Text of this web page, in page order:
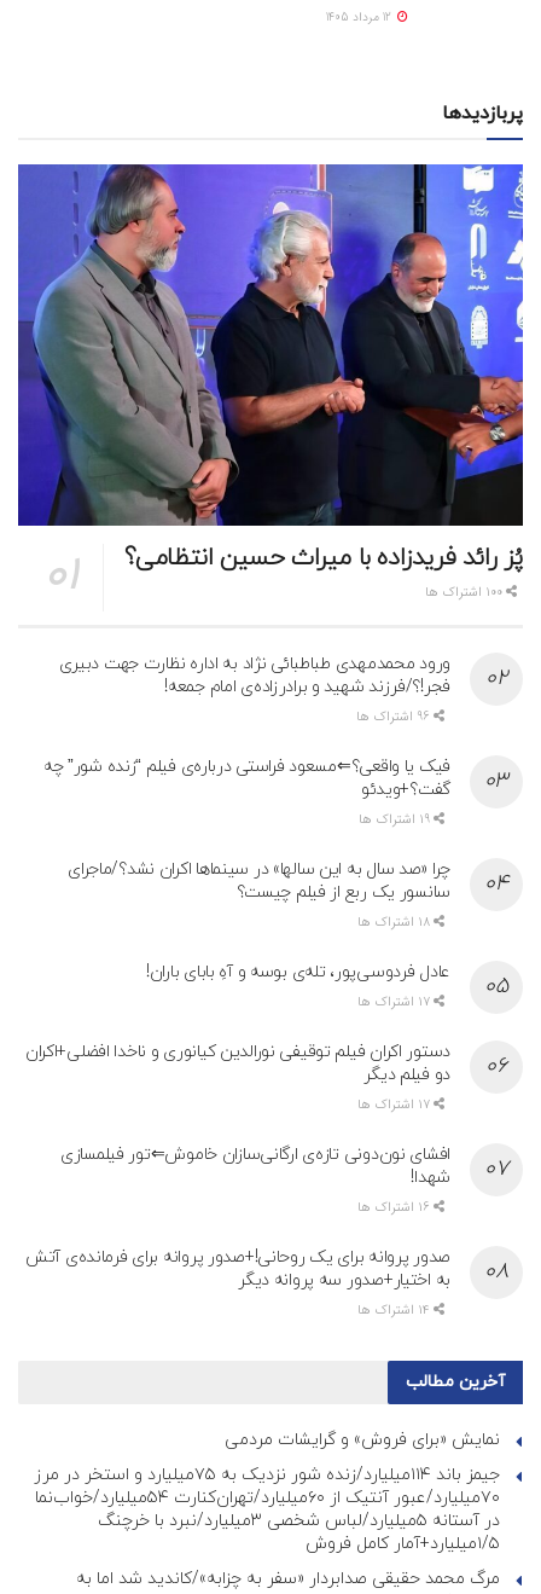
پربازدیدها
پُز رائد فریدزاده با میراث حسین انتظامی؟
ورود محمدمهدی طباطبائی نژاد به اداره نظارت جهت دبیری
فجر!؟/فرزند شهید و برادرزاده‌ی امام جمعه!
فیک یا واقعی؟⇐مسعود فراستی درباره‌ی فیلم “زنده شور” چه
گفت؟+ویدئو
چرا «صد سال به این سالها» در سینماها اکران نشد؟/ماجرای
سانسور یک ربع از فیلم چیست؟
عادل فردوسی‌پور، تله‌ی بوسه و آهِ بابای باران!
دستور اکران فیلم توقیفی نورالدین کیانوری و ناخدا افضلی+اکران
دو فیلم دیگر
افشای نون‌دونی تازه‌ی ارگانی‌سازان خاموش⇐تور فیلمسازی
شهدا!
صدور پروانه برای یک روحانی!+صدور پروانه برای فرمانده‌ی آتش
به اختیار+صدور سه پروانه دیگر
آخرین مطالب
نمایش «برای فروش» و گرایشات مردمی
جیمز باند ۱۱۴میلیارد/زنده شور نزدیک به ۷۵میلیارد و استخر در مرز
۷۰میلیارد/عبور آنتیک از ۶۰میلیارد/تهران‌کنارت ۵۴میلیارد/خواب‌نما
در آستانه ۵میلیارد/لباس شخصی ۳میلیارد/نبرد با خرچنگ
۱/۵میلیارد+آمار کامل فروش
مرگ محمد حقیقی صدابردار «سفر به چزابه»/کاندید شد اما به